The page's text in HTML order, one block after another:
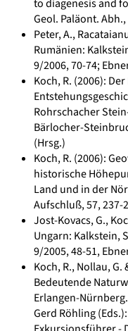
to diagenesis and
Geol. Paläont.
Peter, A.,
Rumänien:
9/2006, 70-74;
Koch, R. (2006):
Rohrschacher
Bärlocher-
(Hrsg.)
Koch, R. (2006):
historische
Land und in der
Aufschluß, 57, 237-
Jost-Kovacs, G.,
Ungarn: Kalkstein,
9/2005, 48-51,
Koch, R., Nollau, G.
Bedeutende
Erlangen-
Gerd Röhling